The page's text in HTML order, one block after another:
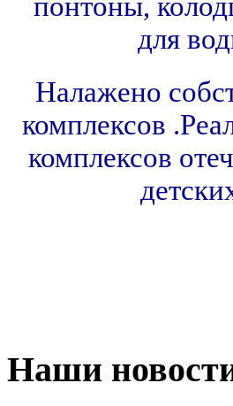
для
Налажено
комплексов
комплексов
Наши